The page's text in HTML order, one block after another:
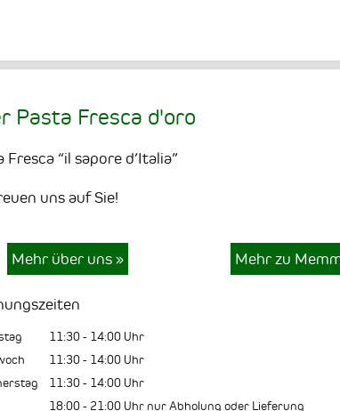
Pasta Fresca d'oro
Fresca “il sapore d’Italia”
uns auf Sie!
Mehr über uns» Mehr zu
11:30- 14:00 Uhr
11:30- 14:00 Uhr
11:30- 14:00 Uhr
18:00- 21:00 Uhr nur Abholung oder Lieferung